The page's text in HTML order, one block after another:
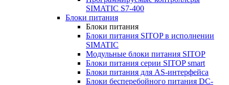
SIMATIC S7-400
Блоки питания
Блоки питания
Блоки питания SITOP в исполнении
SIMATIC
Модульные блоки питания SITOP
Блоки питания серии SITOP smart
Блоки питания для AS-интерфейса
Блоки бесперебойного питания DC-